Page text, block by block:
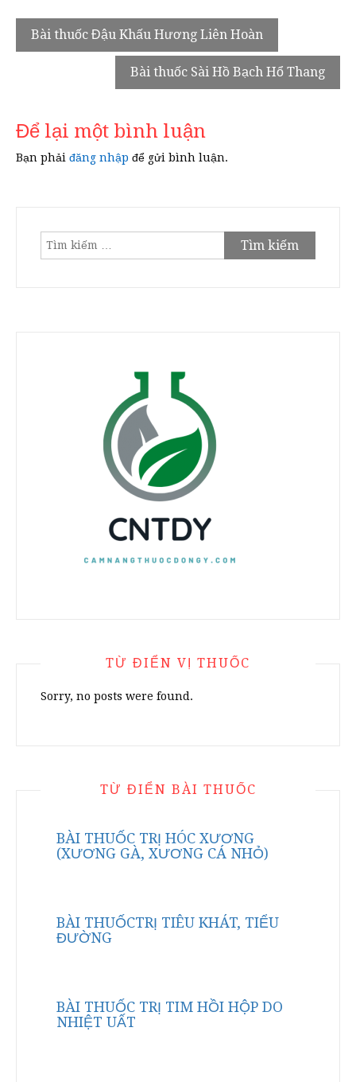
Điều
hướng
Bài thuốc Đậu Khấu Hương Liên Hoàn
Bài thuốc Sài Hồ Bạch Hổ Thang
Để lại một bình luận
Bạn phải đăng nhập để gửi bình luận.
Tìm
TỪ ĐIỂN VỊ THUỐC
Sorry, no posts were found.
TỪ ĐIỂN BÀI THUỐC
BÀI THUỐC TRỊ HÓC XƯƠNG
(XƯƠNG GÀ, XƯƠNG CÁ NHỎ)
BÀI THUỐCTRỊ TIÊU KHÁT, TIỂU
ĐƯỜNG
BÀI THUỐC TRỊ TIM HỒI HỘP DO
NHIỆT UẤT